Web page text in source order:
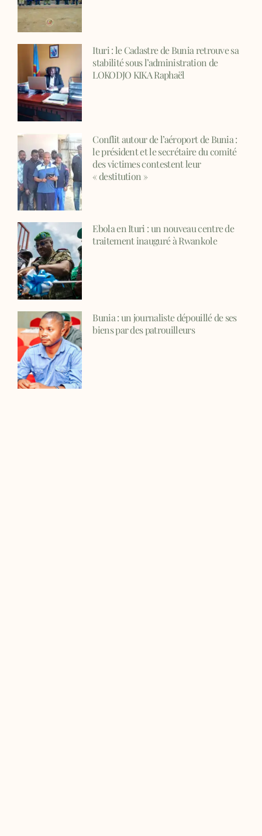
Ituri : le Cadastre de Bunia retrouve sa
stabilité sous l’administration de
LOKODJO KIKA Raphaël
Conflit autour de l’aéroport de Bunia :
le président et le secrétaire du comité
des victimes contestent leur
« destitution »
Ebola en Ituri : un nouveau centre de
traitement inauguré à Rwankole
Bunia : un journaliste dépouillé de ses
biens par des patrouilleurs